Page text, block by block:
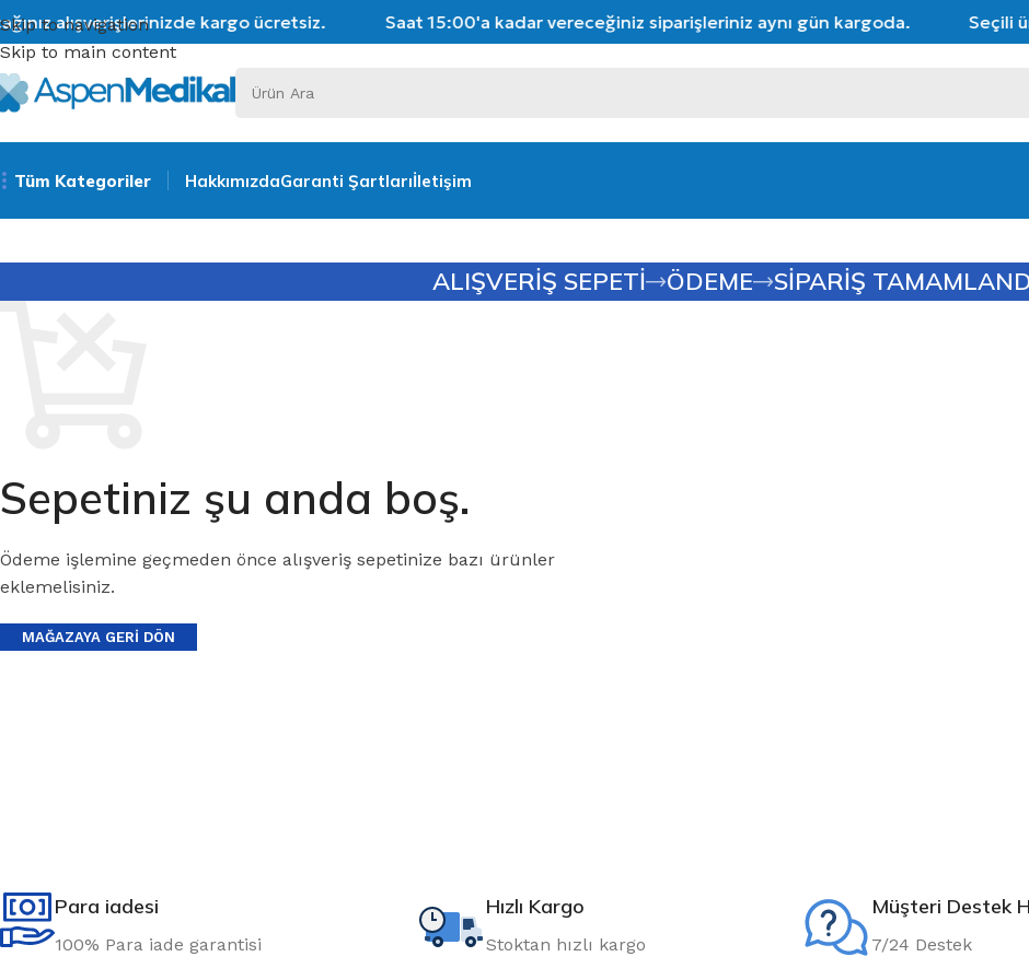
Skip to navigation
Skip to main content
alışverişlerinizde kargo ücretsiz. Saat 15:00'a kadar vereceğiniz siparişleriniz aynı gün kargoda. Seçili
Tüm Kategoriler HakkımızdaGaranti Şartlarıİletişim
ALIŞVERIŞ SEPETI ÖDEME SIPARIŞ
Sepetiniz şu anda boş.
Ödeme işlemine geçmeden önce alışveriş sepetinize bazı ürünler
eklemelisiniz.
MAĞAZAYA GERI DÖN
Para iadesi
100% Para iade garantisi
Hızlı Kargo
Stoktan hızlı kargo
Müşteri Destek
7/24 Destek